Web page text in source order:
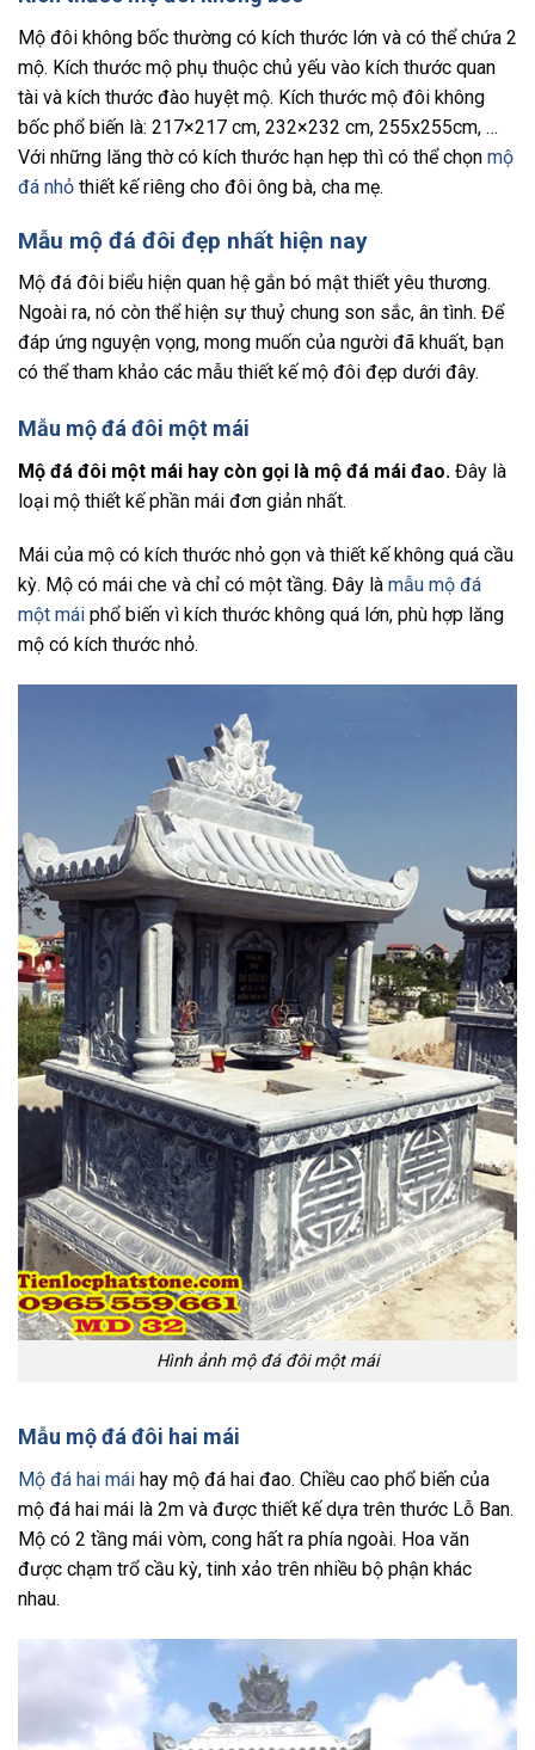
Mộ đôi không bốc thường có kích thước lớn và có thể chứa 2
mộ. Kích thước mộ phụ thuộc chủ yếu vào kích thước quan
tài và kích thước đào huyệt mộ. Kích thước mộ đôi không
bốc phổ biến là: 217×217 cm, 232×232 cm, 255x255cm, …
Với những lăng thờ có kích thước hạn hẹp thì có thể chọn mộ
đá nhỏ thiết kế riêng cho đôi ông bà, cha mẹ.
Mẫu mộ đá đôi đẹp nhất hiện nay
Mộ đá đôi biểu hiện quan hệ gắn bó mật thiết yêu thương.
Ngoài ra, nó còn thể hiện sự thuỷ chung son sắc, ân tình. Để
đáp ứng nguyện vọng, mong muốn của người đã khuất, bạn
có thể tham khảo các mẫu thiết kế mộ đôi đẹp dưới đây.
Mẫu mộ đá đôi một mái
Mộ đá đôi một mái hay còn gọi là mộ đá mái đao. Đây là
loại mộ thiết kế phần mái đơn giản nhất.
Mái của mộ có kích thước nhỏ gọn và thiết kế không quá cầu
kỳ. Mộ có mái che và chỉ có một tầng. Đây là mẫu mộ đá
một mái phổ biến vì kích thước không quá lớn, phù hợp lăng
mộ có kích thước nhỏ.
Hình ảnh mộ đá đôi một mái
Mẫu mộ đá đôi hai mái
Mộ đá hai mái hay mộ đá hai đao. Chiều cao phổ biến của
mộ đá hai mái là 2m và được thiết kế dựa trên thước Lỗ Ban.
Mộ có 2 tầng mái vòm, cong hất ra phía ngoài. Hoa văn
được chạm trổ cầu kỳ, tinh xảo trên nhiều bộ phận khác
nhau.